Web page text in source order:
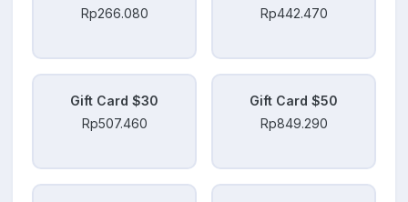
Rp266.080
Rp442.470
Gift Card $30
Rp507.460
Gift Card $50
Rp849.290